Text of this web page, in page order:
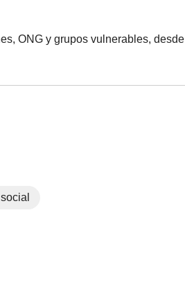
ONG y grupos vulnerables, desde